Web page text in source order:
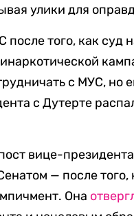
улики для
того, как суд
с МУС, но
с Дутерте
вице-
— после
Она